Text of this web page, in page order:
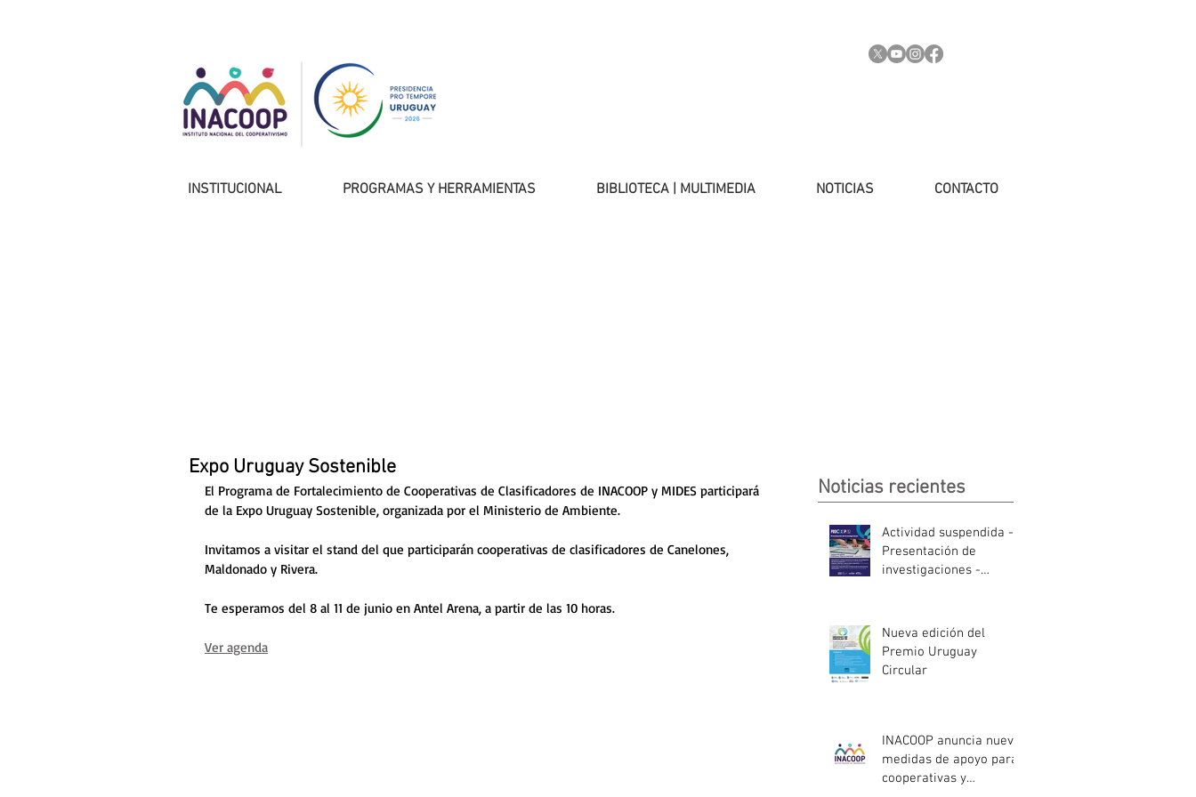
INSTITUCIONAL PROGRAMAS Y HERRAMIENTAS BIBLIOTECA | MULTIMEDIA NOTICIAS CONTACTO
Expo Uruguay Sostenible
El Programa de Fortalecimiento de Cooperativas de Clasificadores de INACOOP y MIDES participará
de la Expo Uruguay Sostenible, organizada por el Ministerio de Ambiente.
Invitamos a visitar el stand del que participarán cooperativas de clasificadores de Canelones,
Maldonado y Rivera.
Te esperamos del 8 al 11 de junio en Antel Arena, a partir de las 10 horas.
Ver agenda
Noticias recientes
Actividad suspendida -
Presentación de
investigaciones -
Nueva edición del
Premio Uruguay
Circular
INACOOP anuncia nueve
medidas de apoyo para
cooperativas y